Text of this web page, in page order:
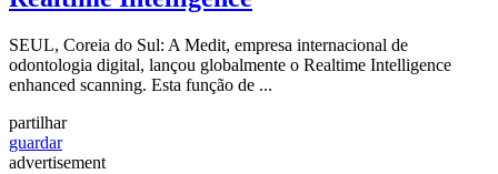
SEUL, Coreia do Sul: A Medit, empresa internacional de
odontologia digital, lançou globalmente o Realtime Intelligence
enhanced scanning. Esta função de ...
partilhar
guardar
advertisement